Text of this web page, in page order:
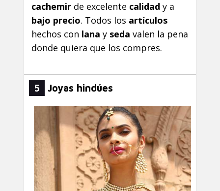
cachemir de excelente calidad y a
bajo precio. Todos los artículos
hechos con lana y seda valen la pena
donde quiera que los compres.
5 Joyas hindúes